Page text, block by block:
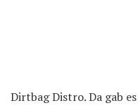
Dirtbag Distro. Da gab